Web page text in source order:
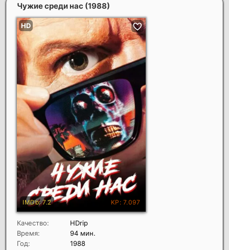
Чужие среди нас (1988)
Качество:
HDrip
Время:
94 мин.
Год:
1988